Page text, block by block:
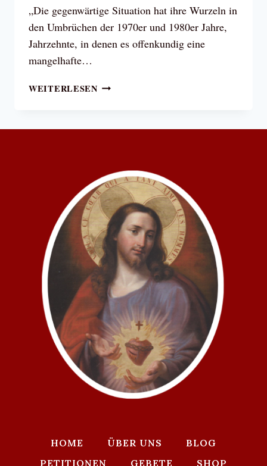
„Die gegenwärtige Situation hat ihre Wurzeln in
den Umbrüchen der 1970er und 1980er Jahre,
Jahrzehnte, in denen es offenkundig eine
mangelhafte…
WEITERLESENKARDINAL
(WASHINGTON):
EIN
TSUNAMI
HOME ÜBER UNS
BLOG
PETITIONEN
GEBETE SHOP